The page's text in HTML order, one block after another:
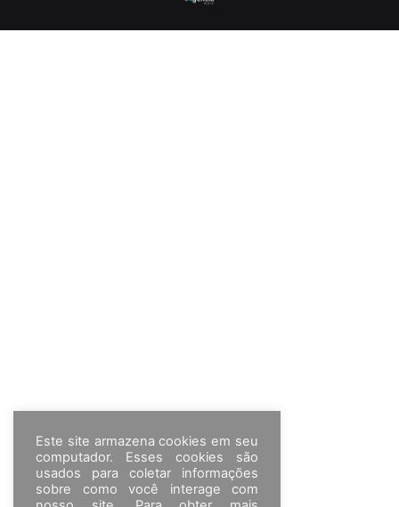
Este site armazena cookies em seu
computador. Esses cookies são
usados para coletar informações
sobre como você interage com